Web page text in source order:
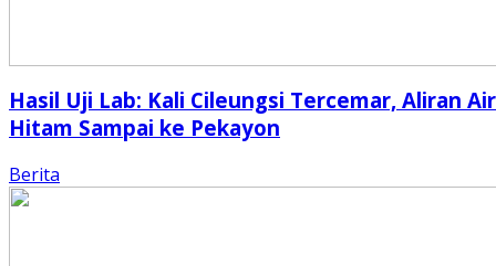
Hasil Uji Lab: Kali Cileungsi Tercemar, Aliran Air
Hitam Sampai ke Pekayon
Berita